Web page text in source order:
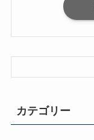
カテゴリー